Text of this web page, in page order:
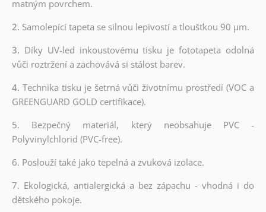
matným povrchem.
2. Samolepící tapeta se silnou lepivostí a tloušťkou 90 µm.
3. Díky UV-led inkoustovému tisku je fototapeta odolná
vůči roztržení a zachovává si stálost barev.
4. Technika tisku je šetrná vůči životnímu prostředí (VOC a
GREENGUARD GOLD certifikace).
5. Bezpečný materiál, který neobsahuje PVC -
Polyvinylchlorid (PVC-free).
6. Poslouží také jako tepelná a zvuková izolace.
7. Ekologická, antialergická a bez zápachu - vhodná i do
dětského pokoje.